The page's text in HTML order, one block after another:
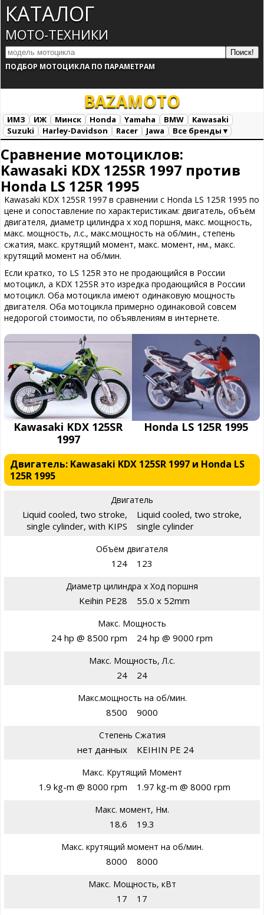
КАТАЛОГ
МОТО-ТЕХНИКИ
ПОДБОР МОТОЦИКЛА ПО ПАРАМЕТРАМ
BAZAMOTO
ИМЗ ИЖ Минск Honda Yamaha BMW
Kawasaki
Suzuki
Harley-Davidson Racer Jawa
Все бренды ▾
Сравнение мотоциклов:
Kawasaki KDX 125SR 1997 против
Honda LS 125R 1995
Kawasaki KDX 125SR 1997 в сравнении с Honda LS 125R 1995 по
цене и сопоставление по характеристикам: двигатель, объём
двигателя, диаметр цилиндра х ход поршня, макс. мощность,
макс. мощность, л.с., макс.мощность на об/мин., степень
сжатия, макс. крутящий момент, макс. момент, нм., макс.
крутящий момент на об/мин.
Если кратко, то LS 125R это не продающийся в России
мотоцикл, а KDX 125SR это изредка продающийся в России
мотоцикл. Оба мотоцикла имеют одинаковую мощность
двигателя. Оба мотоцикла примерно одинаковой совсем
недорогой стоимости, по объявлениям в интернете.
Kawasaki KDX 125SR
1997
Honda LS 125R 1995
Двигатель: Kawasaki KDX 125SR 1997 и Honda LS
125R 1995
Двигатель
Liquid cooled, two stroke,
single cylinder, with KIPS
Liquid cooled, two stroke,
single cylinder
Объём двигателя
124 123
Диаметр цилиндра х Ход поршня
Keihin PE28 55.0 x 52mm
Макс. Мощность
24 hp @ 8500 rpm 24 hp @ 9000 rpm
Макс. Мощность, Л.с.
24 24
Макс.мощность на об/мин.
8500 9000
Степень Сжатия
нет данных KEIHIN PE 24
Макс. Крутящий Момент
1.9 kg-m @ 8000 rpm 1.97 kg-m @ 8000 rpm
Макс. момент, Нм.
18.6 19.3
Макс. крутящий момент на об/мин.
8000 8000
Макс. Мощность, кВт
17 17